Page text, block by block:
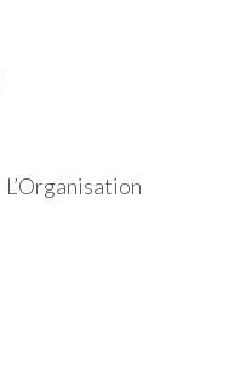
L’Organisation